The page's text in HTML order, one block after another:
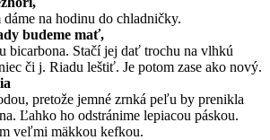
na hodinu do chladničky.
budeme mať,
bicarbona. Stačí jej dať trochu na vlhkú
či j. Riadu leštiť. Je potom zase ako nový.
pretože jemné zrnká peľu by prenikla
Ľahko ho odstránime lepiacou páskou.
veľmi mäkkou kefkou.